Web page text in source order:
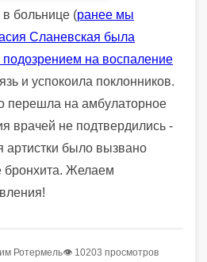
больнице (ранее мы
Сланевская была
подозрением на воспаление
и успокоила поклонников.
перешла на амбулаторное
врачей не подтвердились -
артистки было вызвано
бронхита. Желаем
Ротермель👁 10203 просмотров